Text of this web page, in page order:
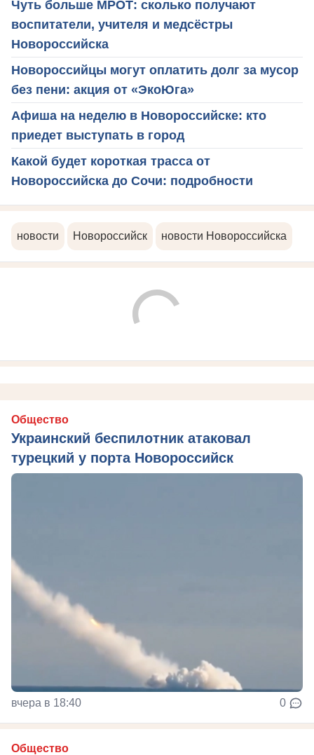
Чуть больше МРОТ: сколько получают
воспитатели, учителя и медсёстры
Новороссийска
Новороссийцы могут оплатить долг за мусор
без пени: акция от «ЭкоЮга»
Афиша на неделю в Новороссийске: кто
приедет выступать в город
Какой будет короткая трасса от
Новороссийска до Сочи: подробности
новости Новороссийск новости Новороссийска
Общество
Украинский беспилотник атаковал
турецкий у порта Новороссийск
вчера в 18:40 0
Общество